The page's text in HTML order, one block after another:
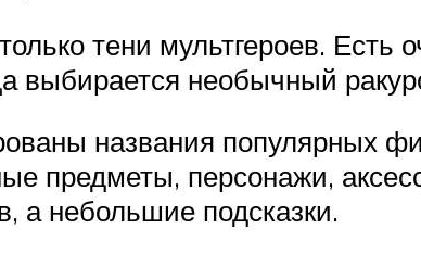
тени мультгероев.
выбирается необычный
названия популярных
предметы, персонажи,
а небольшие подсказки.